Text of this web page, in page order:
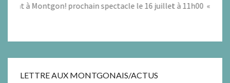
à Montgon! prochain spectacle le 16 juillet à 11h00 « PAS
LETTRE AUX MONTGONAIS/ACTUS